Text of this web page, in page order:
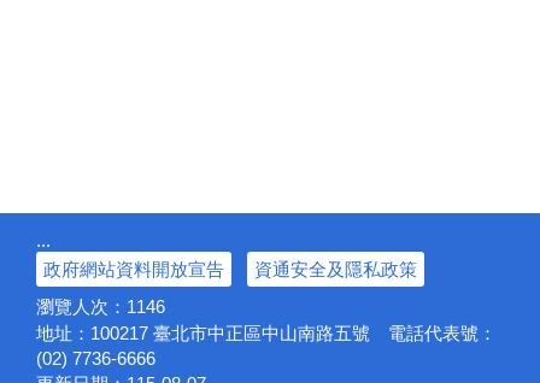
:::
政府網站資料開放宣告
資通安全及隱私政策
瀏覽人次： 1146
地址：100217 臺北市中正區中山南路五號 電話代表號：
(02) 7736-6666